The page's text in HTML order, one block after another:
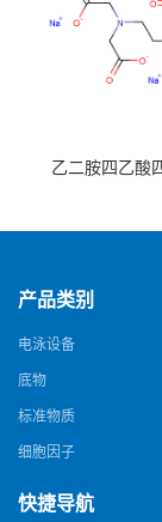
乙二胺四乙酸
产品类别
电泳设备
底物
标准物质
细胞因子
快捷导航